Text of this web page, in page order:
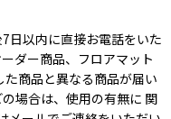
日以内に直接お電話をいた
ダー商品、フロアマット
商品と異なる商品が届い
場合は、使用の有無に 関